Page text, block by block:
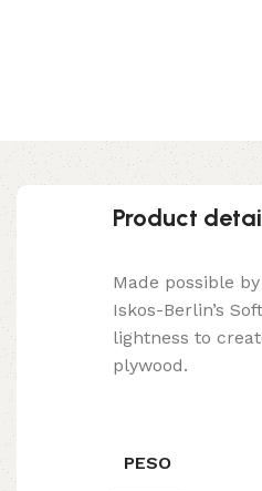
Product
Made possible
Iskos-Berlin’s
lightness to
plywood.
PESO